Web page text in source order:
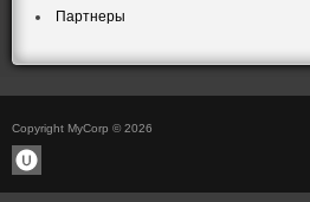
Партнеры
Copyright MyCorp © 2026